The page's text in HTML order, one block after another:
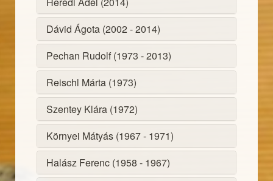
Dávid Ágota (2002 -2014)
Pechan Rudolf (1973 -2013)
Reischl Márta (1973)
Szentey Klára (1972)
Környei Mátyás (1967- 1971)
Halász Ferenc (1958 - 1967)